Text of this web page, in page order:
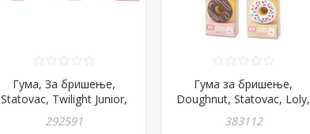
Гума, За бришење,
Statovac, Twilight Junior,
131430, Микс бои
292591
Гума за бришење,
Doughnut, Statovac, Loly,
104423
383112